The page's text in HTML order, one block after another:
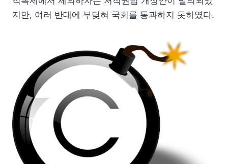
지만, 여러 반대에 부딪혀 국회를 통과하지 못하였다.